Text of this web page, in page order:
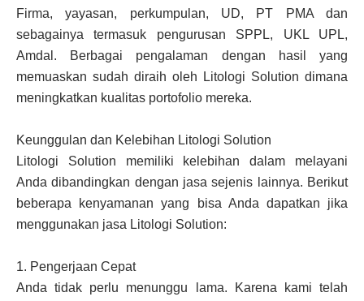
Firma, yayasan, perkumpulan, UD, PT PMA dan
sebagainya termasuk pengurusan SPPL, UKL UPL,
Amdal. Berbagai pengalaman dengan hasil yang
memuaskan sudah diraih oleh Litologi Solution dimana
meningkatkan kualitas portofolio mereka.
Keunggulan dan Kelebihan Litologi Solution
Litologi Solution memiliki kelebihan dalam melayani
Anda dibandingkan dengan jasa sejenis lainnya. Berikut
beberapa kenyamanan yang bisa Anda dapatkan jika
menggunakan jasa Litologi Solution:
1. Pengerjaan Cepat
Anda tidak perlu menunggu lama. Karena kami telah